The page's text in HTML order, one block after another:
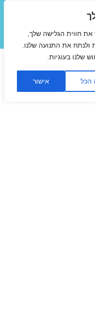
חווית הגלישה שלך,
ולנתח את התנועה שלנו.
שלנו בעוגיות.
הכל אישור
תפריטים
ווידג'טים